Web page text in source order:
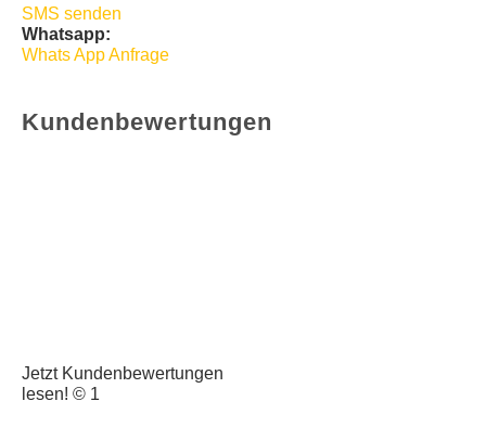
SMS senden
Whatsapp:
Whats App Anfrage
Kundenbewertungen
Jetzt Kundenbewertungen
lesen! © 1